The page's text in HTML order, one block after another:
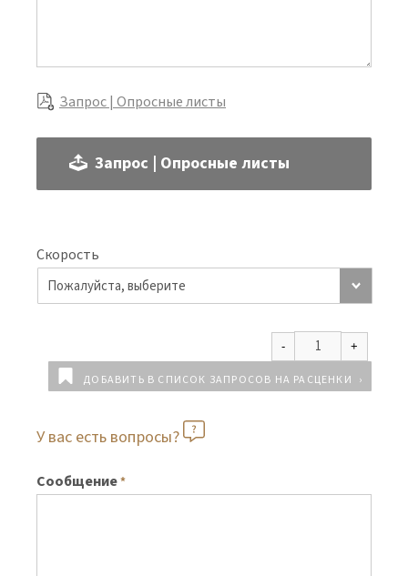
Запрос | Опросные листы
Запрос | Опросные листы
Скорость
ДОБАВИТЬ В СПИСОК ЗАПРОСОВ НА РАСЦЕНКИ
У вас есть вопросы?
Сообщение*